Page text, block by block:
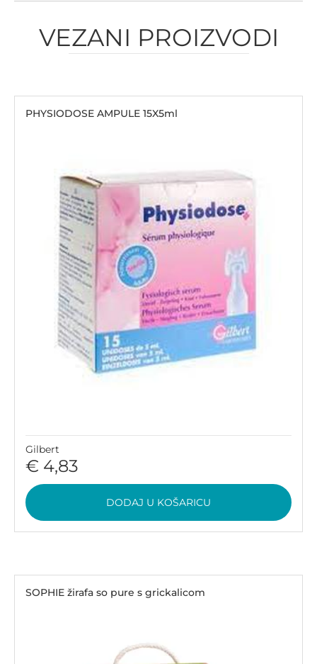
VEZANI PROIZVODI
PHYSIODOSE AMPULE 15X5ml
Gilbert
€ 4,83
DODAJ U KOŠARICU
SOPHIE žirafa so pure s grickalicom